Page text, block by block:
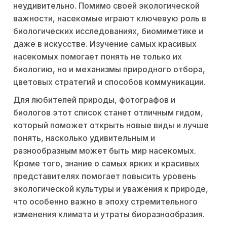
неудивительно. Помимо своей экологической
важности, насекомые играют ключевую роль в
биологических исследованиях, биомиметике и
даже в искусстве. Изучение самых красивых
насекомых помогает понять не только их
биологию, но и механизмы природного отбора,
цветовых стратегий и способов коммуникации.
Для любителей природы, фотографов и
биологов этот список станет отличным гидом,
который поможет открыть новые виды и лучше
понять, насколько удивительным и
разнообразным может быть мир насекомых.
Кроме того, знание о самых ярких и красивых
представителях помогает повысить уровень
экологической культуры и уважения к природе,
что особенно важно в эпоху стремительного
изменения климата и утраты биоразнообразия.